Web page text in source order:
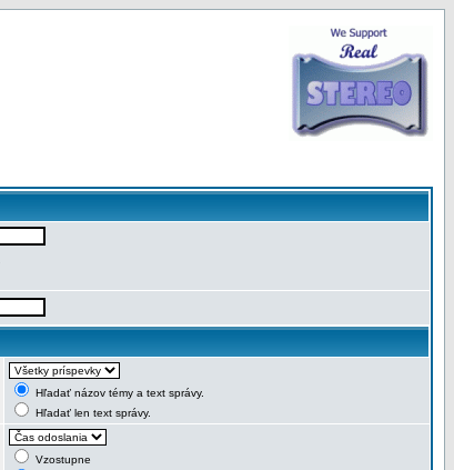
Hľadať názov témy a text správy.
Hľadať len text správy.
Vzostupne